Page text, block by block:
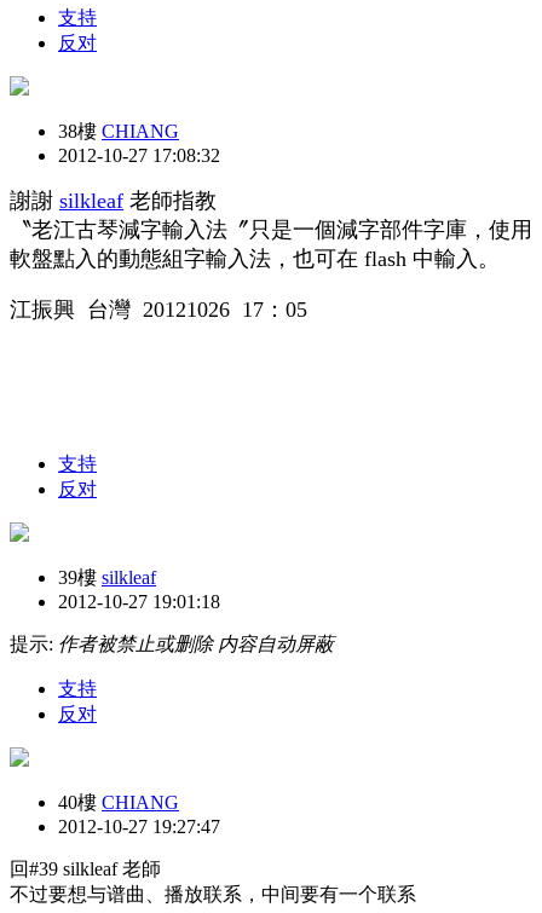
支持
反对
38樓 CHIANG
2012-10-27 17:08:32
謝謝 silkleaf 老師指教
〝老江古琴減字輸入法〞只是一個減字部件字庫，使用
軟盤點入的動態組字輸入法，也可在 flash 中輸入。
江振興 台灣 20121026 17：05
支持
反对
39樓 silkleaf
2012-10-27 19:01:18
提示: 作者被禁止或删除 内容自动屏蔽
支持
反对
40樓 CHIANG
2012-10-27 19:27:47
回#39 silkleaf 老師
不过要想与谱曲、播放联系，中间要有一个联系